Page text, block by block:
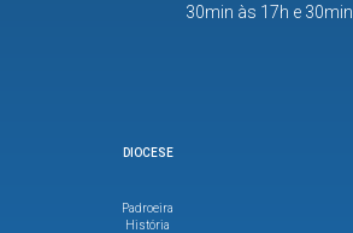
30min às 17h e 30min
DIOCESE
Padroeira
História